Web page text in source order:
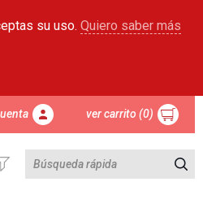
su uso. Quiero saber más
ver carrito (0)